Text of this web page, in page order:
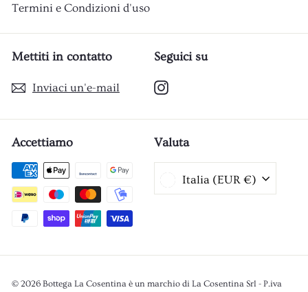
Termini e Condizioni d'uso
Mettiti in contatto
Inviaci un'e-mail
Seguici su
Instagram
Accettiamo Valuta
Italia (EUR €)
© 2026 Bottega La Cosentina è un marchio di La Cosentina Srl - P.iva